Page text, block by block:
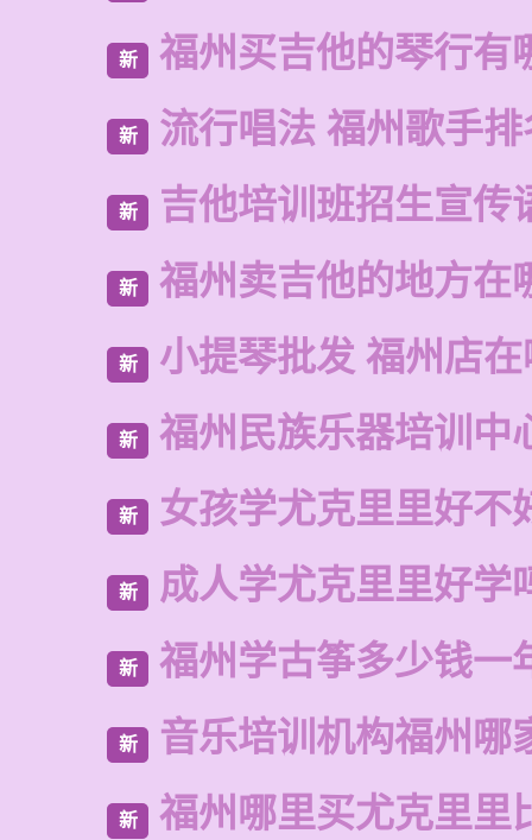
新 福州买吉他的琴行有
新 流行唱法 福州歌手
新 吉他培训班招生宣传
新 福州卖吉他的地方在
新 小提琴批发 福州店
新 福州民族乐器培训中
新 女孩学尤克里里好不
新 成人学尤克里里好学
新 福州学古筝多少钱一
新 音乐培训机构福州哪
新 福州哪里买尤克里里